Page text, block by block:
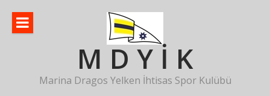
M D Y İ K
Marina Dragos Yelken İhtisas Spor Kulübü